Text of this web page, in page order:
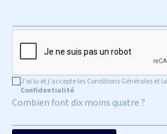
J'ai lu et j'accepte les Conditions Générales et la
Confidentialité
Combien font dix moins quatre ?